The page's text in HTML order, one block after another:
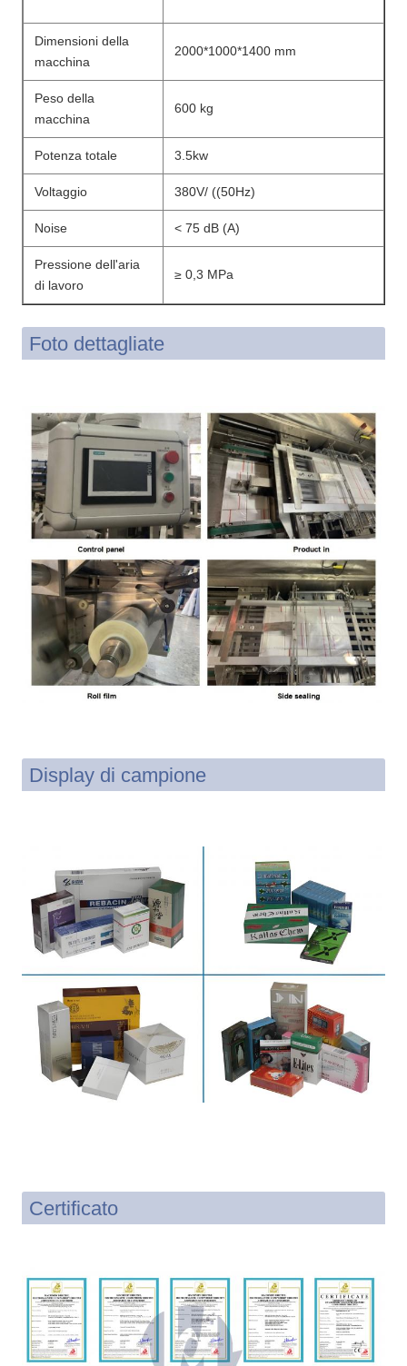
Dimensioni della
macchina
2000*1000*1400 mm
Peso della
macchina
600 kg
Potenza totale 3.5kw
Voltaggio 380V/ ((50Hz)
Noise < 75 dB (A)
Pressione dell'aria
di lavoro
≥ 0,3 MPa
Foto dettagliate
Display di campione
Certificato